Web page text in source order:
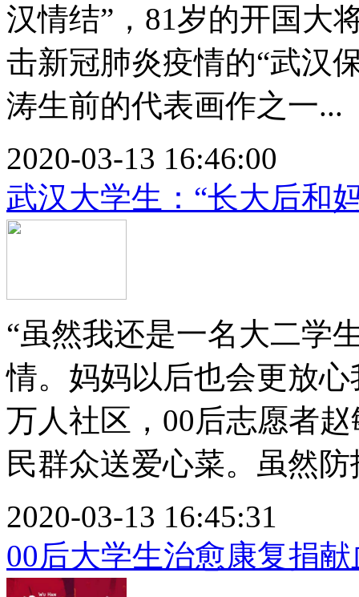
汉情结”，81岁的开国大
击新冠肺炎疫情的“武汉
涛生前的代表画作之一...
2020-03-13 16:46:00
武汉大学生：“长大后和
“虽然我还是一名大二学
情。妈妈以后也会更放
万人社区，00后志愿者
民群众送爱心菜。虽然防
2020-03-13 16:45:31
00后大学生治愈康复捐